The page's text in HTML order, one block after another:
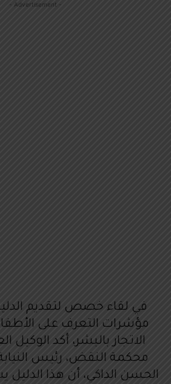
- Advertisement -
في لقاء خصص لتقديم
مؤشرات التعرف على
الاتجار بالبشر، أكد الوكيل
محكمة النقض، رئيس
الحسن الداكي، أن هذا